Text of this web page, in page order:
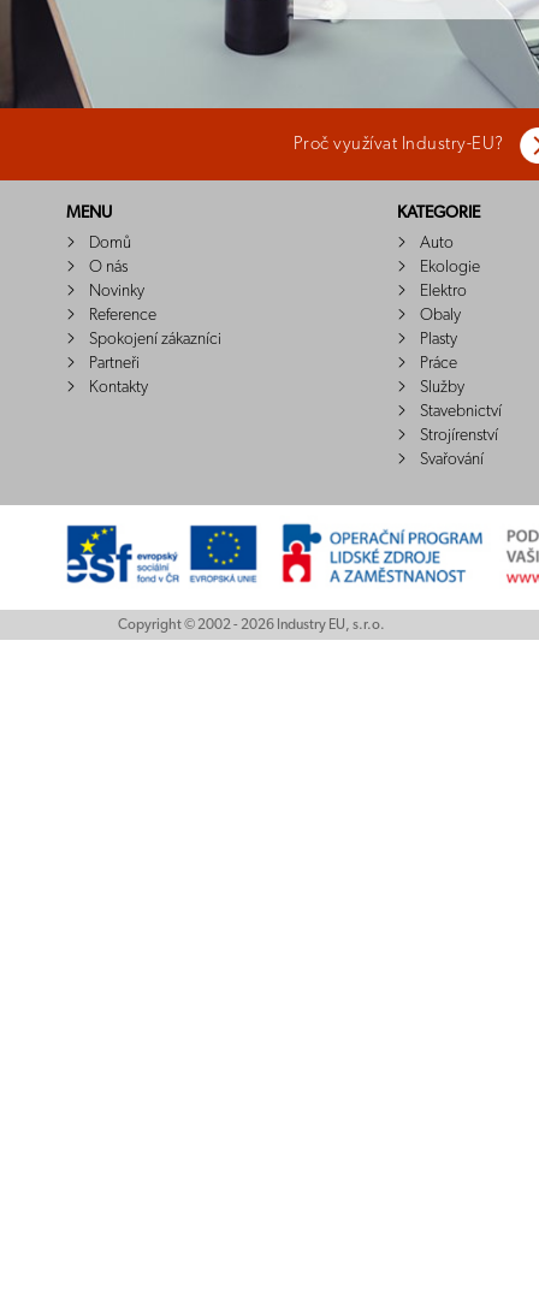
Proč využívat Industry-EU?
MENU
Domů
O nás
Novinky
Reference
Spokojení zákazníci
Partneři
Kontakty
KATEGORIE
Auto
Ekologie
Elektro
Obaly
Plasty
Práce
Služby
Stavebnictví
Strojírenství
Svařování
Copyright © 2002 - 2026 Industry EU, s.r.o.